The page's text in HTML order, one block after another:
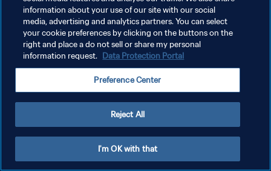
سياسة الخصوصية
شروط الخدمة
إدارة تفضيلات ملفات تعريف الارتباط
information about your use of our site with our social
media, advertising and analytics partners. You can select
your cookie preferences by clicking on the buttons on the
right and place a do not sell or share my personal
information request. Data Protection Portal
Preference Center
Reject All
I'm OK with that